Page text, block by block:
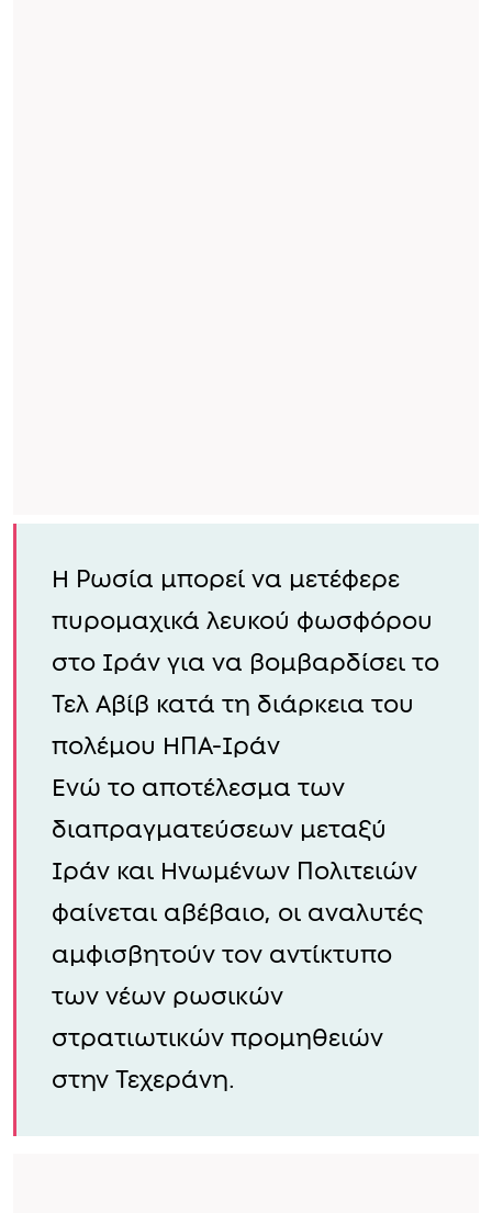
Η Ρωσία μπορεί να μετέφερε
πυρομαχικά λευκού φωσφόρου
στο Ιράν για να βομβαρδίσει το
Τελ Αβίβ κατά τη διάρκεια του
πολέμου ΗΠΑ-Ιράν
Ενώ το αποτέλεσμα των
διαπραγματεύσεων μεταξύ
Ιράν και Ηνωμένων Πολιτειών
φαίνεται αβέβαιο, οι αναλυτές
αμφισβητούν τον αντίκτυπο
των νέων ρωσικών
στρατιωτικών προμηθειών
στην Τεχεράνη.